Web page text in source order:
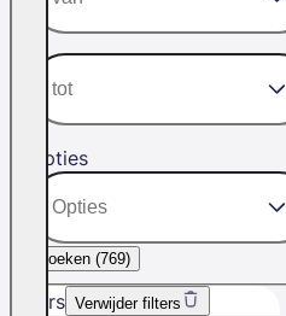
Opties
Zoeken (769)
Filters Verwijder filters